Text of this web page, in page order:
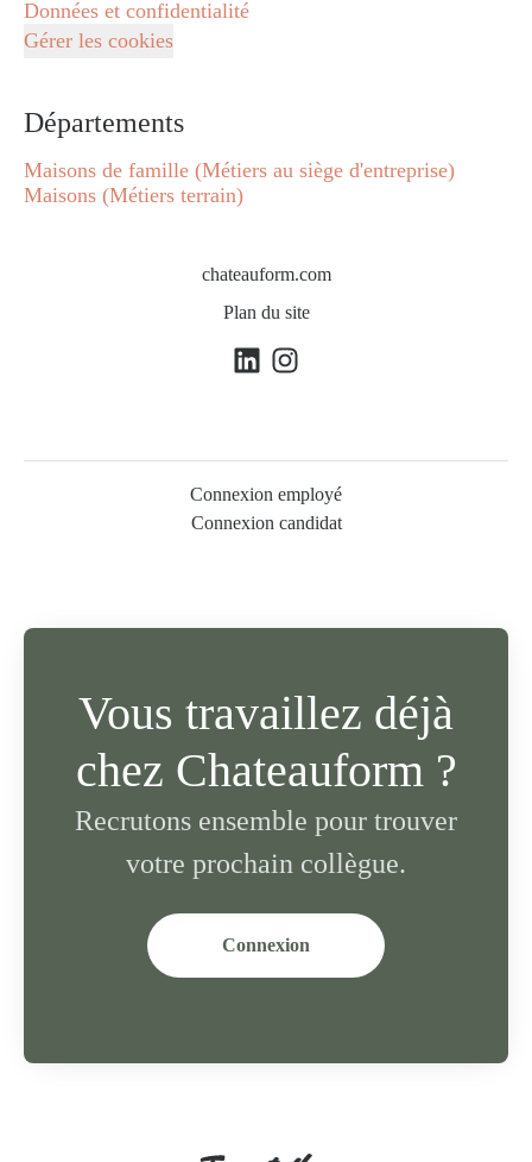
Données et confidentialité
Gérer les cookies
Départements
Maisons de famille (Métiers au siège d'entreprise)
Maisons (Métiers terrain)
chateauform.com
Plan du site
Connexion employé
Connexion candidat
Vous travaillez déjà
chez Chateauform ?
Recrutons ensemble pour trouver
votre prochain collègue.
Connexion